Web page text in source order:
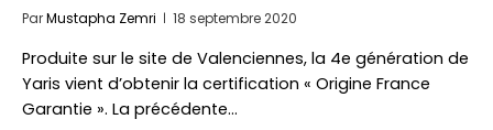
ParMustapha Zemri 18 septembre 2020
Produite sur le site de Valenciennes, la 4e génération de
Yaris vient d’obtenir la certification « Origine France
Garantie ». La précédente…